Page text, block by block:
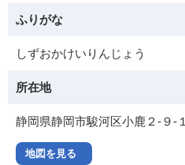
ふりがな
しずおかけいりんじょう
所在地
静岡県静岡市駿河区小鹿２‐９‐１
地図を見る